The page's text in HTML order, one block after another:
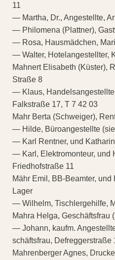
11
— Martha, Dr., Angestellte,
— Philomena (Plattner),
— Rosa, Hausmädchen,
— Walter, Hotelangestellter,
Mahnert Elisabeth (Küster),
Straße 8
— Klaus,
Falkstraße 17, T 7 42 03
Mahr Berta (Schweiger),
— Hilde, Büroangestellte
— Karl Rentner, und
— Karl, Elektromonteur, und
Friedhofstraße 11
Mähr Emil, BB-Beamter,
Lager
— Wilhelm, Tischlergehilfe,
Mahra Helga, Geschäftsfrau
— Johann, kaufm.
schäftsfrau, Defreggerstraße
Mahrenberger Agnes,